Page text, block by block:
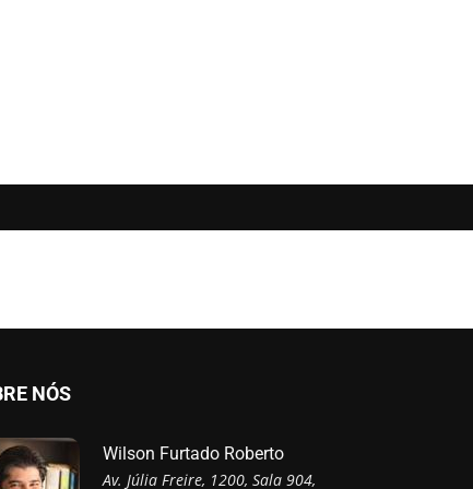
NÓS
Wilson Furtado Roberto
Av. Júlia Freire, 1200, Sala 904,